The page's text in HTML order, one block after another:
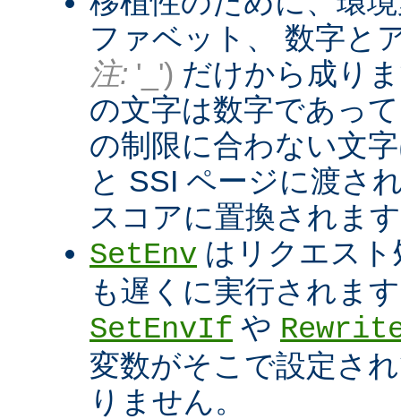
ファベット、 数字と
注: '_') だけから成り
の文字は数字であっ
の制限に合わない文
と SSI ページに渡さ
スコアに置換されま
SetEnv はリクエス
も遅くに実行されま
SetEnvIf や
変数がそこで設定さ
りません。